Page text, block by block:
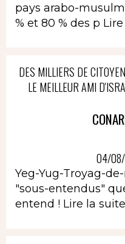
pays arabo-
% et 80 % des p
DES MILLIERS DE
LE MEILLEUR AMI
04/
Yeg-Yug-Troyag-
"sous-entendus"
entend ! Lire la suite